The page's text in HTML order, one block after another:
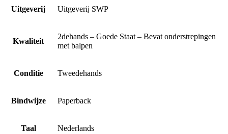
Uitgeverij Uitgeverij SWP
Kwaliteit
2dehands – Goede Staat – Bevat onderstrepingen
met balpen
Conditie Tweedehands
Bindwijze Paperback
Taal Nederlands